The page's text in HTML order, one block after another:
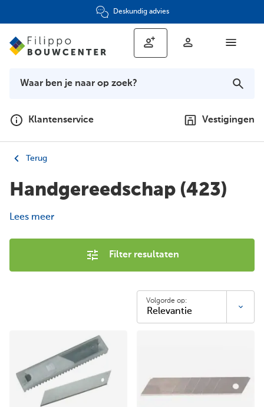
Deskundig advies
Klantenservice Vestigingen
Terug
Handgereedschap (423)
Lees meer
Filter resultaten
Volgorde op: